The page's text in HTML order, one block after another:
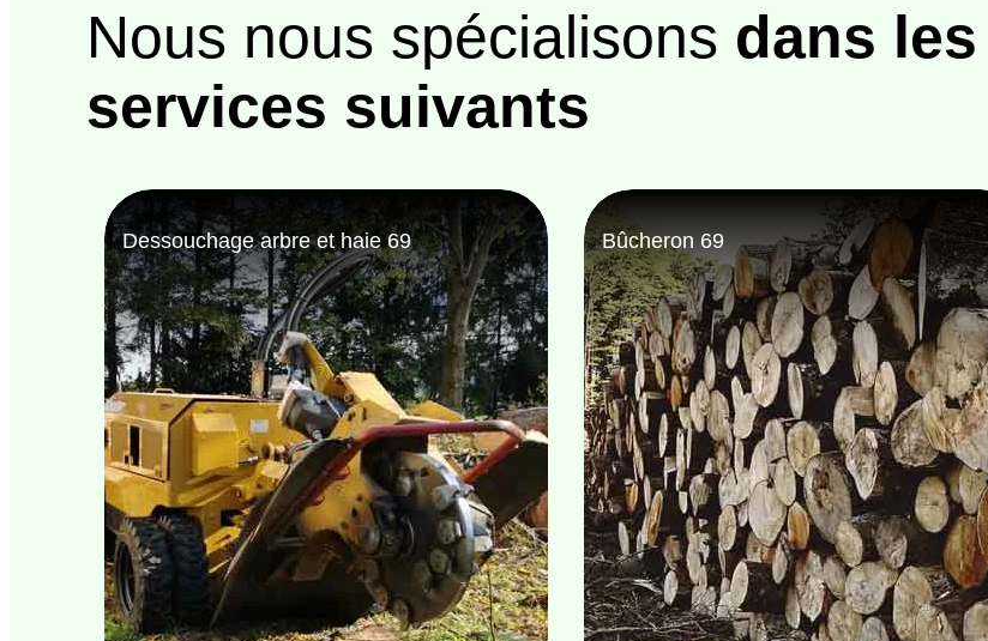
Nous nous spécialisons dans les
services suivants
Bûcheron 69 Entreprise abattage d'arbre 69